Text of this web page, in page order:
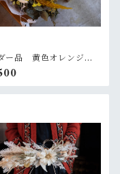
ー品 黄色オレンジの
スワッグ